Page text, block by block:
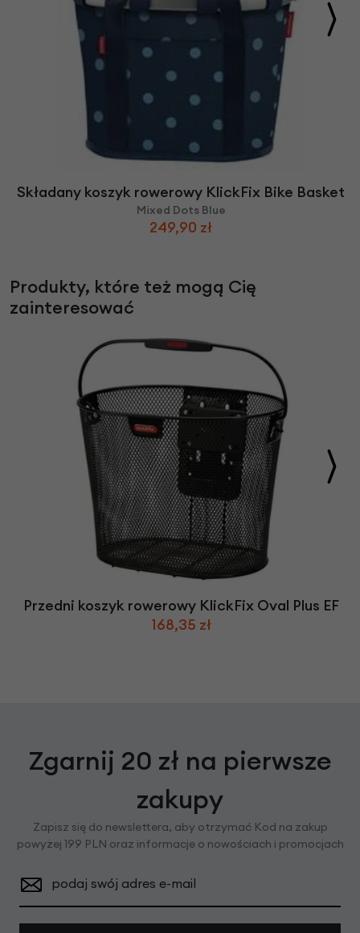
Składany koszyk rowerowy KlickFix Bike Basket
Mixed Dots Blue
249,90 zł
Produkty, które też mogą Cię
zainteresować
Przedni koszyk rowerowy KlickFix Oval Plus EF
168,35 zł
Zgarnij 20 zł na pierwsze
zakupy
Zapisz się do newslettera, aby otrzymać Kod na zakup
powyżej 199 PLN oraz informacje o nowościach i promocjach
podaj swój adres e-mail